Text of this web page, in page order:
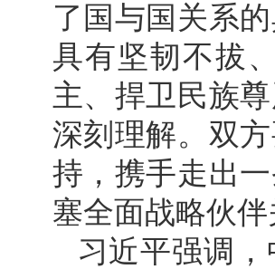
了国与国关系
具有坚韧不拔
主、捍卫民族
深刻理解。双
持，携手走出
塞全面战略伙
习近平强调